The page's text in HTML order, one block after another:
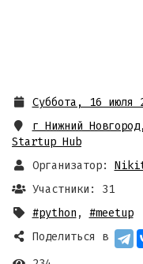
Суббота, 16 июля
г Нижний
Startup Hub
Организатор:
Участники: 31
#python , #meetup
Поделиться в